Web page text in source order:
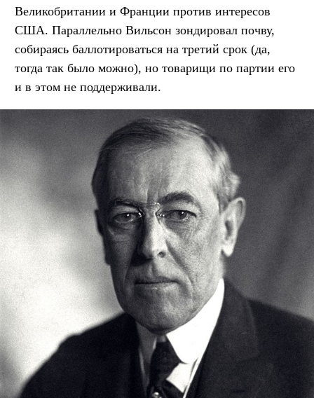
Великобритании и Франции против интересов
США. Параллельно Вильсон зондировал почву,
собираясь баллотироваться на третий срок (да,
тогда так было можно), но товарищи по партии его
и в этом не поддерживали.